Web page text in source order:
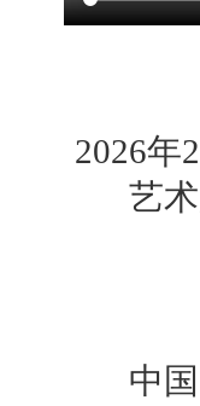
2026
艺
中国